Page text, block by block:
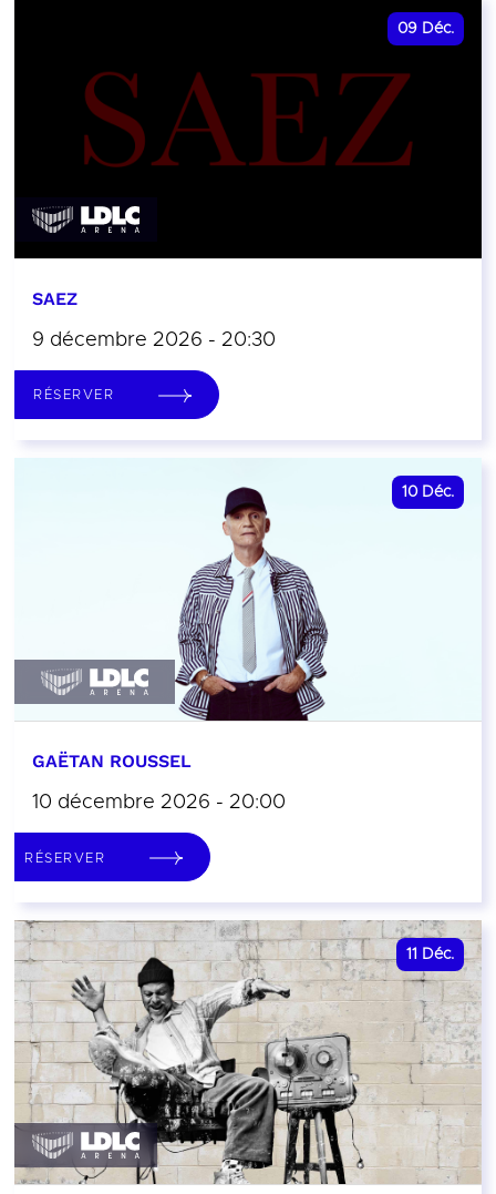
09 Déc.
SAEZ
9 décembre 2026 - 20:30
RÉSERVER
10 Déc.
GAËTAN ROUSSEL
10 décembre 2026 - 20:00
RÉSERVER
11 Déc.